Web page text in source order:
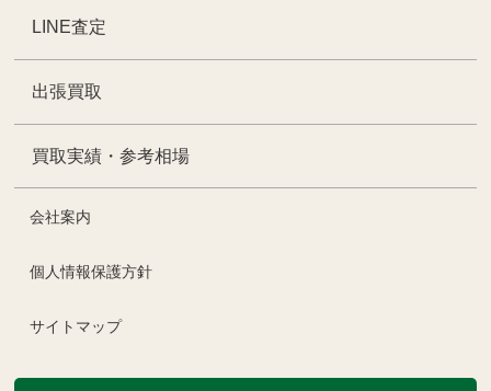
LINE査定
出張買取
買取実績・参考相場
会社案内
個人情報保護方針
サイトマップ